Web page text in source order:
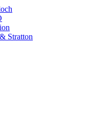
Stratton